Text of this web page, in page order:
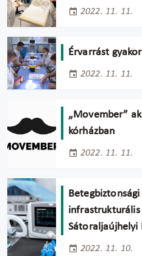
2022. 11. 11.
Érvarrást
2022. 11. 11.
„Movember”
kórházban
2022. 11. 11.
infrastrukturális
Sátoraljaújhelyi
2022. 11. 10.